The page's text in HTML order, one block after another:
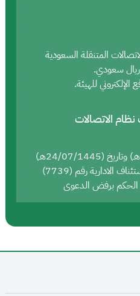
المتنقلة السعودية
للهيئة.
نظام الاتصالات
رقم (45114422/ق/1445هـ) وتاريخ (24/07/1445هـ)
الصادر بشأنه حكم محكمة الاستئناف الادارية رقم (7739)